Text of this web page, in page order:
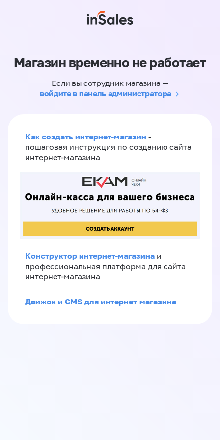
Магазин временно не работает
Если вы сотрудник магазина —
войдите в панель администратора
Как создать интернет-магазин -
пошаговая инструкция по созданию сайта
интернет-магазина
Конструктор интернет-магазина и
профессиональная платформа для сайта
интернет-магазина
Движок и CMS для интернет-магазина